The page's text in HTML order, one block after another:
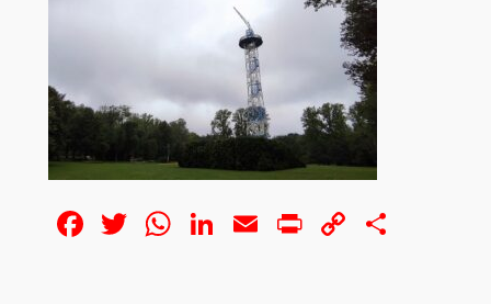
Facebook
Twitter
WhatsApp
LinkedIn
EmailPrintCopy